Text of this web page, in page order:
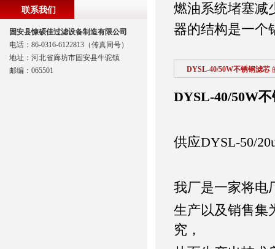
燃油系统堵塞减
器的结构是一个
DYSL-40/50W不锈钢滤芯
DYSL-40/50W
供应DYSL-50/
我厂是一家将电
生产以及销售集
究，
联系我们
固安县慷硕佳过滤设备制造有限公司
电话：86-0316-6122813（传真同号）
地址：河北省廊坊市固安县牛驼镇
邮编：065501